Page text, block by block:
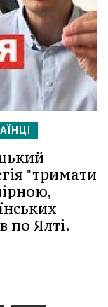
"тримати
по Ялті.